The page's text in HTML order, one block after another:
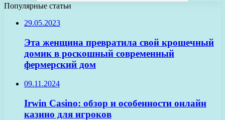
Популярные статьи
29.05.2023
Эта женщина превратила свой крошечный
домик в роскошный современный
фермерский дом
09.11.2024
Irwin Casino: обзор и особенности онлайн
казино для игроков